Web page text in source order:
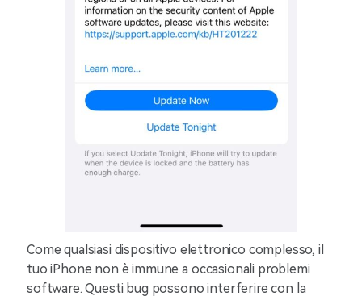
Come qualsiasi dispositivo elettronico complesso, il
tuo iPhone non è immune a occasionali problemi
software. Questi bug possono interferire con la